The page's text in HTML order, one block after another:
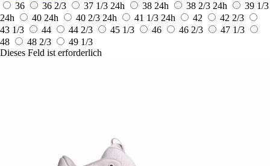
36
36 2/3 37 1/3 24h 38 24h 38 2/3 24h
39 1/3
24h
40 24h 40 2/3 24h 41 1/3 24h 42
42 2/3
43 1/3
44 44 2/3 45 1/3 46 46 2/3
47 1/3
48
48 2/3
49 1/3
Dieses Feld ist erforderlich